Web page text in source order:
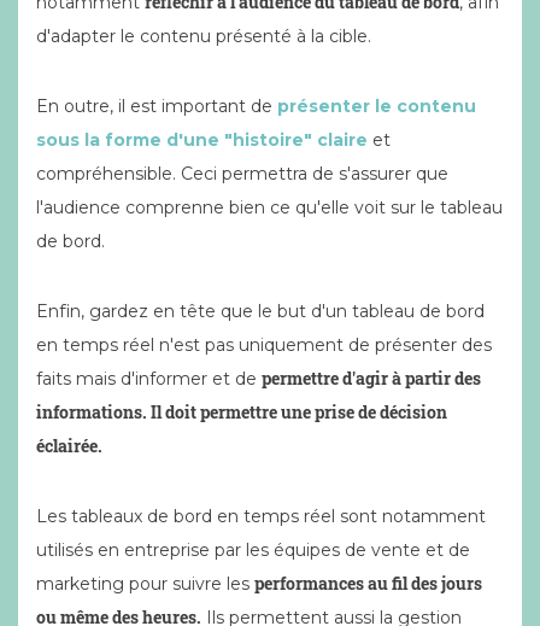
d'adapter le contenu présenté à la cible.
En outre, il est important de présenter le contenu
sous la forme d'une "histoire" claire et
compréhensible. Ceci permettra de s'assurer que
l'audience comprenne bien ce qu'elle voit sur le tableau
de bord.
Enfin, gardez en tête que le but d'un tableau de bord
en temps réel n'est pas uniquement de présenter des
faits mais d'informer et de permettre d'agir à partir des
informations. Il doit permettre une prise de décision
éclairée.
Les tableaux de bord en temps réel sont notamment
utilisés en entreprise par les équipes de vente et de
marketing pour suivre les performances au fil des jours
ou même des heures. Ils permettent aussi la gestion